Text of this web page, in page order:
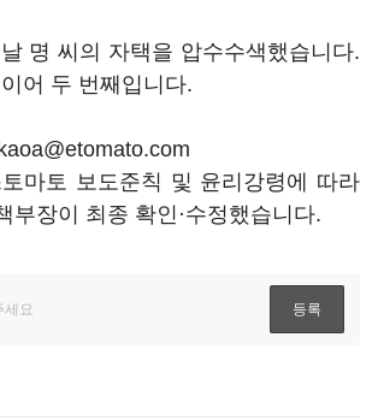
명 씨의 자택을 압수수색했습니다.
어 두 번째입니다.
마토 보도준칙 및 윤리강령에 따라
부장이 최종 확인·수정했습니다.